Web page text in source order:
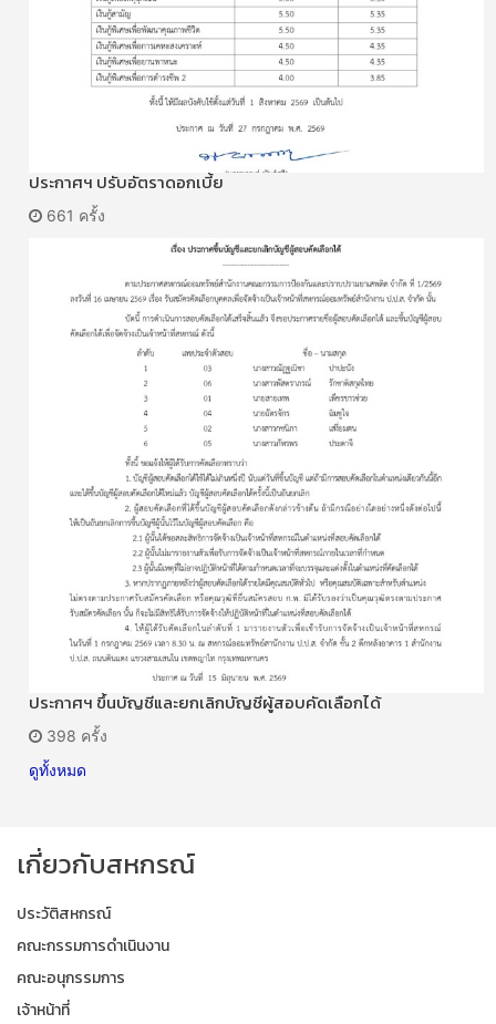
ประกาศฯ ปรับอัตราดอกเบี้ย
661 ครั้ง
ประกาศฯ ขึ้นบัญชีและยกเลิกบัญชีผู้สอบคัดเลือกได้
398 ครั้ง
ดูทั้งหมด
เกี่ยวกับสหกรณ์
ประวัติสหกรณ์
คณะกรรมการดำเนินงาน
คณะอนุกรรมการ
เจ้าหน้าที่